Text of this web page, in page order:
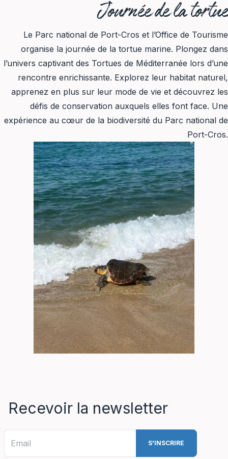
Journée de la tortue
Le Parc national de Port-Cros et l’Office de Tourisme
organise la journée de la tortue marine. Plongez dans
l’univers captivant des Tortues de Méditerranée lors d’une
rencontre enrichissante. Explorez leur habitat naturel,
apprenez en plus sur leur mode de vie et découvrez les
défis de conservation auxquels elles font face. Une
expérience au cœur de la biodiversité du Parc national de
Port-Cros.
Recevoir la newsletter